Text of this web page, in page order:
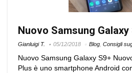
Nuovo Samsung Galaxy
Gianluigi T. 05/12/2018 Blog Consigli
Nuovo Samsung Galaxy S9+
Plus è uno smartphone Android